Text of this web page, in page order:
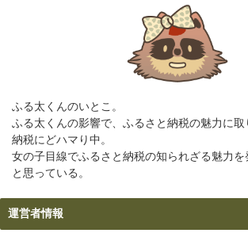
ふる太くんのいとこ。
ふる太くんの影響で、ふるさと納税の魅力に取
納税にどハマり中。
女の子目線でふるさと納税の知られざる魅力
と思っている。
運営者情報